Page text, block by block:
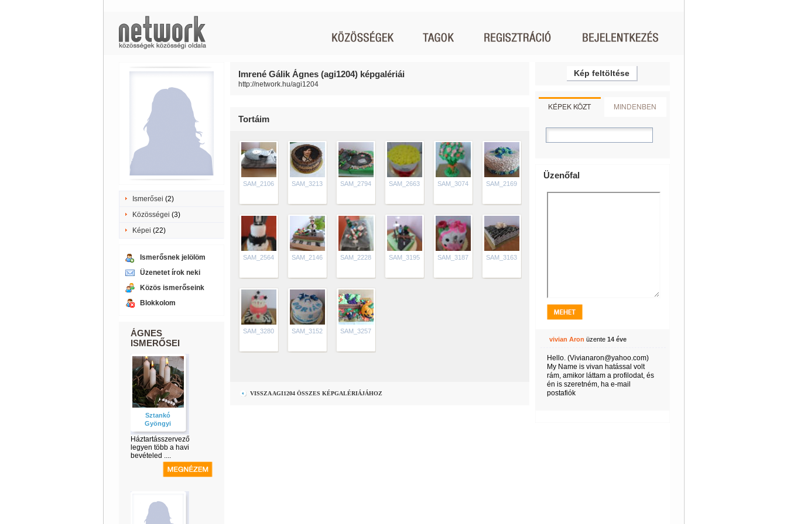
Ismerősei (2)
Közösségei (3)
Képei (22)
Ismerősnek jelölöm
Üzenetet írok neki
Közös ismerőseink
Blokkolom
ÁGNES
ISMERŐSEI
Sztankó
Gyöngyi
Háztartásszervező
legyen több a havi
bevételed ....
Imrené Gálik Ágnes (agi1204) képgalériái
http://network.hu/agi1204
Tortáim
SAM_2106 SAM_3213 SAM_2794 SAM_2663 SAM_3074 SAM_2169
SAM_2564 SAM_2146 SAM_2228 SAM_3195 SAM_3187 SAM_3163
SAM_3280 SAM_3152 SAM_3257
VISSZA AGI1204 ÖSSZES KÉPGALÉRIÁJÁHOZ
Kép feltöltése
KÉPEK KÖZT MINDENBEN
Üzenőfal
vivian Aron üzente 14 éve
Hello. (Vivianaron@yahoo.com)
My Name is vivan hatással volt
rám, amikor láttam a profilodat, és
én is szeretném, ha e-mail
postafiók